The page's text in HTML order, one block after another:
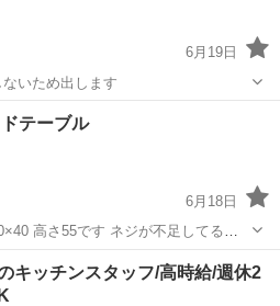
6月19日
いため出します
ソファ
サイドテーブル
6月18日
ネジが不足してるた
ん。 使用に問題は無いです。 サイ
ンテリア アパート3階まで取り来てくれる方
オフィス用家具 サイドテーブル
キッチンスタッフ/高時給/週休2